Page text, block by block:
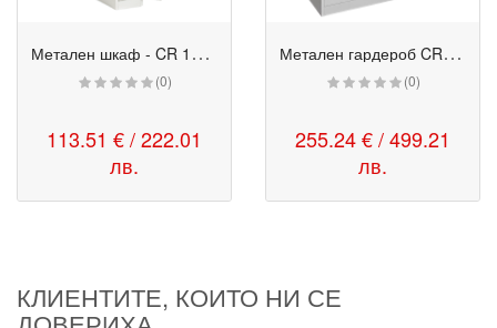
М
етален шкаф - CR 1242-1 сив
(0)
113.51 € / 222.01
лв.
М
етален гардероб CR-1242-4 J сив
(0)
255.24 € / 499.21
лв.
КЛИЕНТИТЕ, КОИТО НИ СЕ